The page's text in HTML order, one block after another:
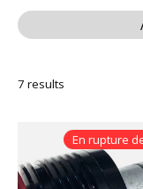
7 results
En rupture